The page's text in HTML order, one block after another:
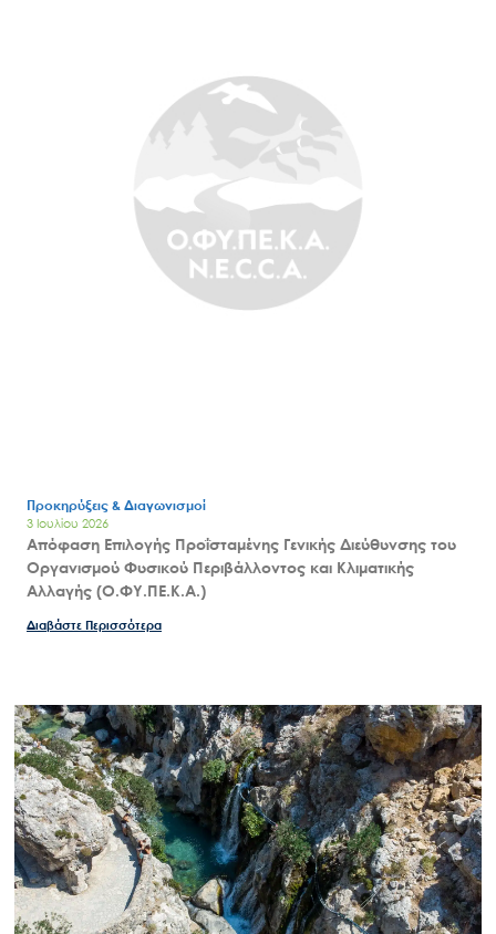
Προκηρύξεις & Διαγωνισμοί
3 Ιουλίου 2026
Απόφαση Επιλογής Προΐσταμένης Γενικής Διεύθυνσης του
Οργανισμού Φυσικού Περιβάλλοντος και Κλιματικής
Αλλαγής (Ο.ΦΥ.ΠΕ.Κ.Α.)
Διαβάστε Περισσότερα